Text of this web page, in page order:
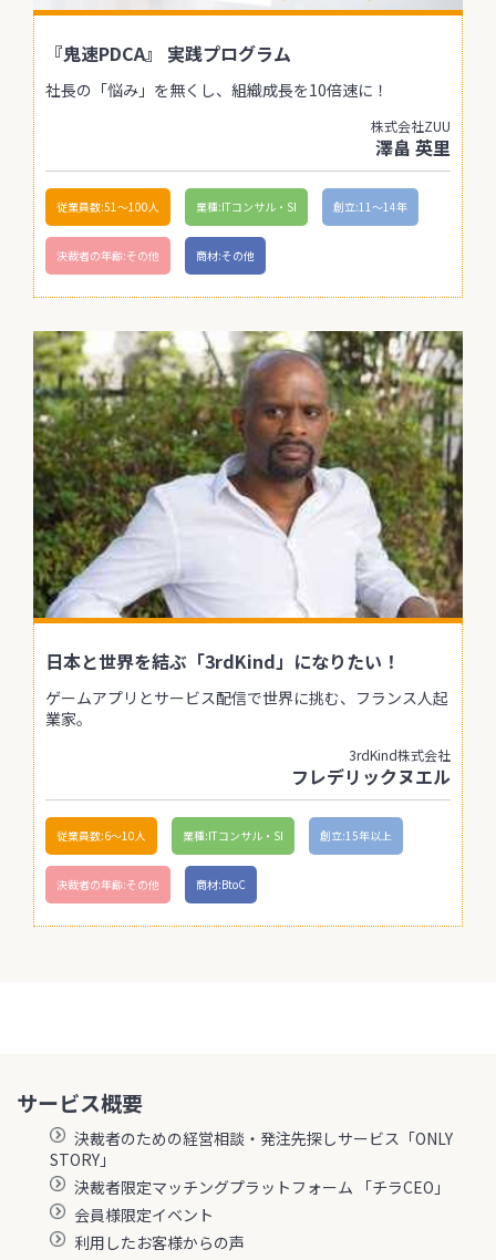
『鬼速PDCA』 実践プログラム
社長の「悩み」を無くし、組織成長を10倍速に！
株式会社ZUU
澤畠 英里
従業員数:51〜100人 業種:ITコンサル・SI 創立:11〜14年
決裁者の年齢:その他 商材:その他
日本と世界を結ぶ「3rdKind」になりたい！
ゲームアプリとサービス配信で世界に挑む、フランス人起
業家。
3rdKind株式会社
フレデリックヌエル
従業員数:6～10人 業種:ITコンサル・SI 創立:15年以上
決裁者の年齢:その他 商材:BtoC
サービス概要
決裁者のための経営相談・発注先探しサービス「ONLY
STORY」
決裁者限定マッチングプラットフォーム 「チラCEO」
会員様限定イベント
利用したお客様からの声